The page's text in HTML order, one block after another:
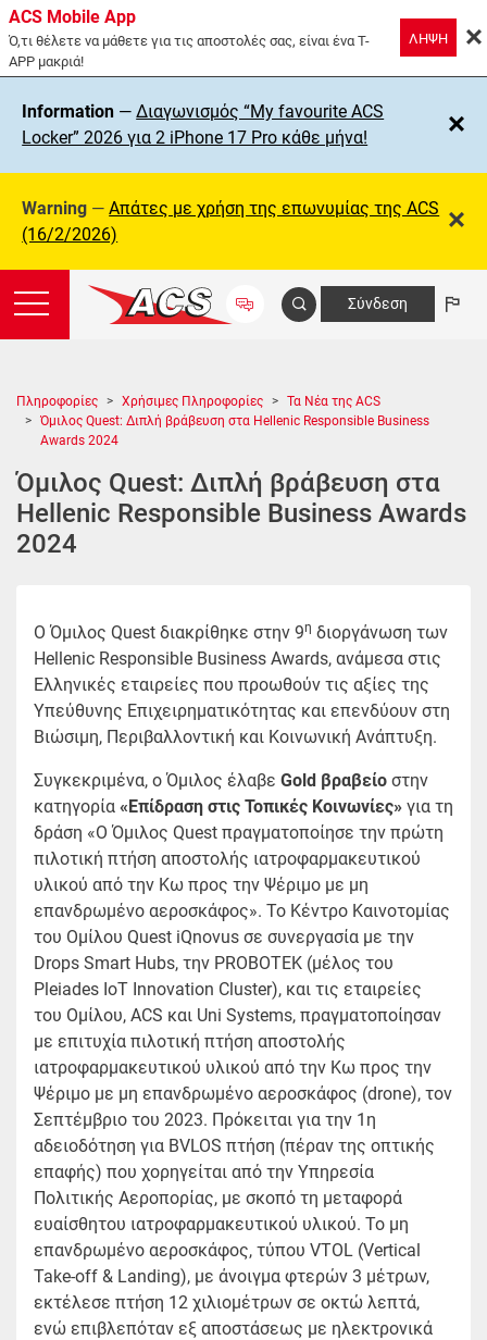
ACS Mobile App
Ό,τι θέλετε να μάθετε για τις αποστολές σας, είναι ένα T-
APP μακριά!
ΛΗΨΗ
Information —Διαγωνισμός “My favourite ACS
Locker” 2026 για 2 iPhone 17 Pro κάθε μήνα!
Warning —Απάτες με χρήση της επωνυμίας της ΑCS
(16/2/2026)
Σύνδεση
Πληροφορίες Χρήσιμες Πληροφορίες
Τα Νέα της ACS
Όμιλος Quest: Διπλή βράβευση στα Hellenic Responsible Business
Awards 2024
Όμιλος Quest: Διπλή βράβευση στα
Hellenic Responsible Business Awards
2024
Ο Όμιλος Quest διακρίθηκε στην 9η διοργάνωση των
Hellenic Responsible Business Awards, ανάμεσα στις
Ελληνικές εταιρείες που προωθούν τις αξίες της
Υπεύθυνης Επιχειρηματικότητας και επενδύουν στη
Βιώσιμη, Περιβαλλοντική και Κοινωνική Ανάπτυξη.
Συγκεκριμένα, ο Όμιλος έλαβε Gold βραβείο στην
κατηγορία «Επίδραση στις Τοπικές Κοινωνίες» για τη
δράση «Ο Όμιλος Quest πραγματοποίησε την πρώτη
πιλοτική πτήση αποστολής ιατροφαρμακευτικού
υλικού από την Κω προς την Ψέριμο με μη
επανδρωμένο αεροσκάφος». To Κέντρο Καινοτομίας
του Ομίλου Quest iQnovus σε συνεργασία με την
Drops Smart Hubs, την PROBOTEK (μέλος του
Pleiades IoT Innovation Cluster), και τις εταιρείες
του Ομίλου, ACS και Uni Systems, πραγματοποίησαν
με επιτυχία πιλοτική πτήση αποστολής
ιατροφαρμακευτικού υλικού από την Κω προς την
Ψέριμο με μη επανδρωμένο αεροσκάφος (drone), τον
Σεπτέμβριο του 2023. Πρόκειται για την 1η
αδειοδότηση για BVLOS πτήση (πέραν της οπτικής
επαφής) που χορηγείται από την Υπηρεσία
Πολιτικής Αεροπορίας, με σκοπό τη μεταφορά
ευαίσθητου ιατροφαρμακευτικού υλικού. Το μη
επανδρωμένο αεροσκάφος, τύπου VTOL (Vertical
Take-off & Landing), με άνοιγμα φτερών 3 μέτρων,
εκτέλεσε πτήση 12 χιλιομέτρων σε οκτώ λεπτά,
ενώ επιβλεπόταν εξ αποστάσεως με ηλεκτρονικά